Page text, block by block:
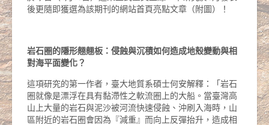
後更隨即獲選為該期刊的網站首頁亮點文章（附圖）！
岩石圈的隱形翹翹板：侵蝕與沉積如何造成地殼變動與相
對海平面變化？
這項研究的第一作者，臺大地質系碩士何安解釋：「岩石
圈就像是漂浮在具有黏滯性之軟流圈上的大船。當臺灣高
山上大量的岩石與泥沙被河流快速侵蝕、沖刷入海時，山
區附近的岩石圈會因為『減重』而向上反彈抬升，造成相